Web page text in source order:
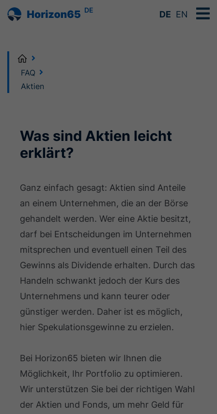
DE DE EN
Home
FAQ
Aktien
Was sind Aktien leicht
erklärt?
Ganz einfach gesagt: Aktien sind Anteile
an einem Unternehmen, die an der Börse
gehandelt werden. Wer eine Aktie besitzt,
darf bei Entscheidungen im Unternehmen
mitsprechen und eventuell einen Teil des
Gewinns als Dividende erhalten. Durch das
Handeln schwankt jedoch der Kurs des
Unternehmens und kann teurer oder
günstiger werden. Daher ist es möglich,
hier Spekulationsgewinne zu erzielen.
Bei Horizon65 bieten wir Ihnen die
Möglichkeit, Ihr Portfolio zu optimieren.
Wir unterstützen Sie bei der richtigen Wahl
der Aktien und Fonds, um mehr Geld für